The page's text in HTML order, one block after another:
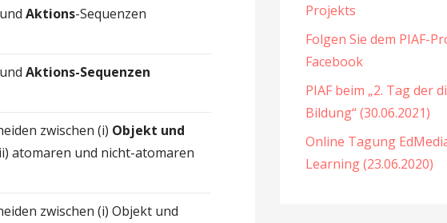
undAktions-Sequenzen
undAktions-Sequenzen
zwischen (i) Objekt und
atomaren und nicht-atomaren
zwischen (i) Objekt und
Projekts
Folgen Sie dem PIAF-
Facebook
PIAF beim „2. Tag der
Bildung“ (30.06.2021)
Online Tagung
Learning (23.06.2020)